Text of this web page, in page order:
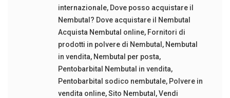
internazionale, Dove posso acquistare il
Nembutal? Dove acquistare il Nembutal
Acquista Nembutal online, Fornitori di
prodotti in polvere di Nembutal , Nembutal
in vendita, Nembutal per posta,
Pentobarbital Nembutal in vendita,
Pentobarbital sodico nembutale, Polvere in
vendita online,Sito Nembutal ,Vendi